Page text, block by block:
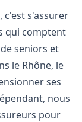
c'est s'assurer
qui comptent
de seniors et
le Rhône, le
ses
nous
pour